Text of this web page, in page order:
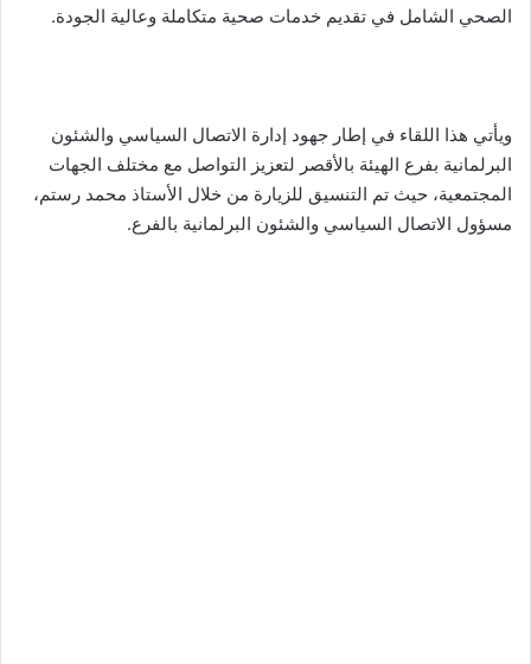
الصحي الشامل في تقديم خدمات صحية متكاملة وعالية الجودة.
ويأتي هذا اللقاء في إطار جهود إدارة الاتصال السياسي والشئون
البرلمانية بفرع الهيئة بالأقصر لتعزيز التواصل مع مختلف الجهات
المجتمعية، حيث تم التنسيق للزيارة من خلال الأستاذ محمد رستم،
مسؤول الاتصال السياسي والشئون البرلمانية بالفرع.